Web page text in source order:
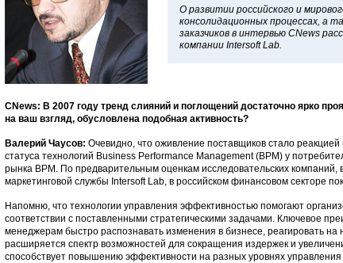
О развитии российского и
консолидационных процессах, а
заказчиков в интервью CNews
компании Intersoft Lab.
CNews: В 2007 году тренд слияний и поглощений достаточно ярко
на ваш взгляд, обусловлена подобная активность?
Валерий Чаусов: Очевидно, что оживление поставщиков стало
статуса технологий Business Performance Management (ВРМ) у
рынка ВРМ. По предварительным оценкам исследовательских компаний,
маркетинговой службы Intersoft Lab, в российском финансовом секторе
Напомню, что технологии управления эффективностью помогают
соответствии с поставленными стратегическими задачами. Ключевое
менеджерам быстро распознавать изменения в бизнесе, реагировать на
расширяется спектр возможностей для сокращения издержек и
способствует повышению эффективности на разных уровнях управления